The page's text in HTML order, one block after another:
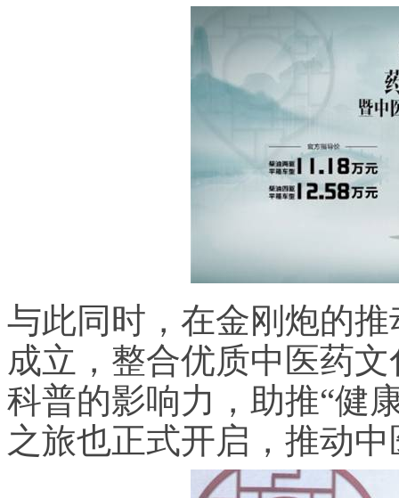
与此同时，在金刚炮的
成立，整合优质中医药
科普的影响力，助推“健
之旅也正式开启，推动